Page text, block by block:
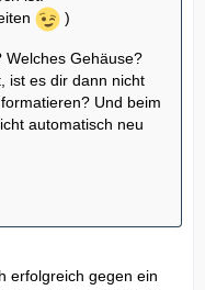
)
Welches Gehäuse?
ist es dir dann nicht
Und beim
automatisch neu
erfolgreich gegen ein